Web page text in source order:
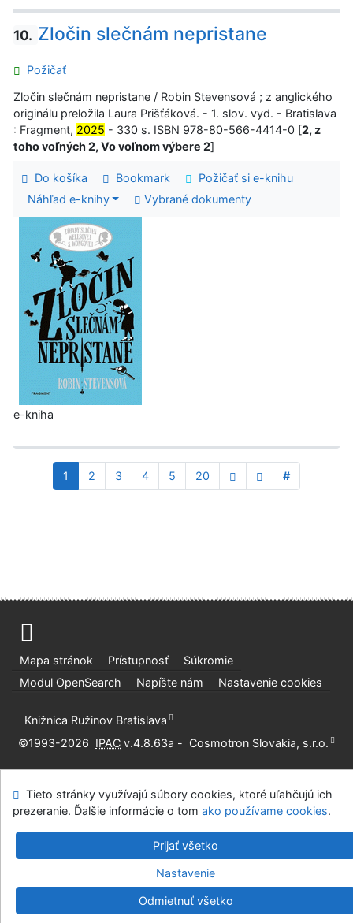
10. Zločin slečnám nepristane
Požičať
Zločin slečnám nepristane / Robin Stevensová ; z anglického
originálu preložila Laura Prišťáková. - 1. slov. vyd. - Bratislava
: Fragment, 2025 - 330 s. ISBN 978-80-566-4414-0 [2, z
toho voľných 2, Vo voľnom výbere 2]
Do košíka Bookmark
Požičať si e-knihu
Náhľad e-knihy
Vybrané dokumenty
e-kniha
1 2 3 4 5 20 #
Mapa stránok Prístupnosť
Súkromie
Modul OpenSearch
Napíšte nám Nastavenie cookies
Knižnica Ružinov Bratislava
©1993-2026 IPAC v.4.8.63a - Cosmotron Slovakia, s.r.o.
Tieto stránky využívajú súbory cookies, ktoré uľahčujú ich
prezeranie. Ďalšie informácie o tom ako používame cookies.
Prijať všetko
Nastavenie
Odmietnuť všetko